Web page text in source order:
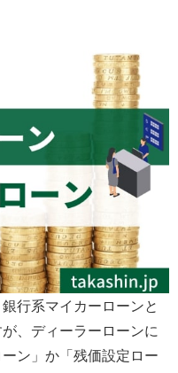
行系マイカーローンと
、ディーラーローンに
ン」か「残価設定ロー